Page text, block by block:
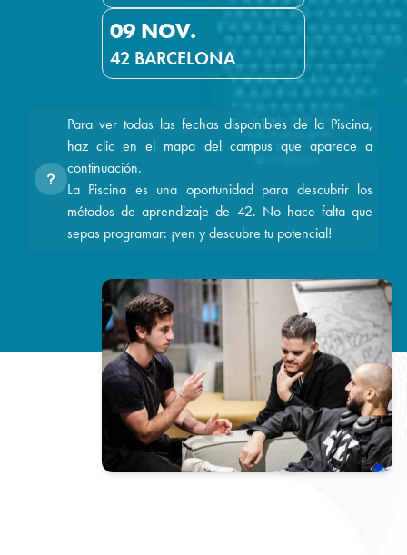
09 NOV.
42 BARCELONA
Para ver todas las fechas disponibles de la Piscina,
haz clic en el mapa del campus que aparece a
continuación.
La Piscina es una oportunidad para descubrir los
métodos de aprendizaje de 42. No hace falta que
sepas programar: ¡ven y descubre tu potencial!